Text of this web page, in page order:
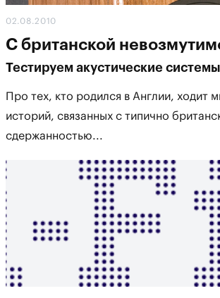
02.08.2010
С британской
Тестируем акустические
Про тех, кто родился в Англии, ходит
историй, связанных с типично
сдержанностью...